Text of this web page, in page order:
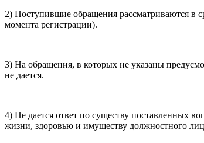
обработки персональных данных (политикой
почты, контактного номера телефона).
2) Поступившие обращения рассматриваются в
момента регистрации).
3) На обращения, в которых не указаны
не дается.
4) Не дается ответ по существу поставленных
жизни, здоровью и имуществу должностного